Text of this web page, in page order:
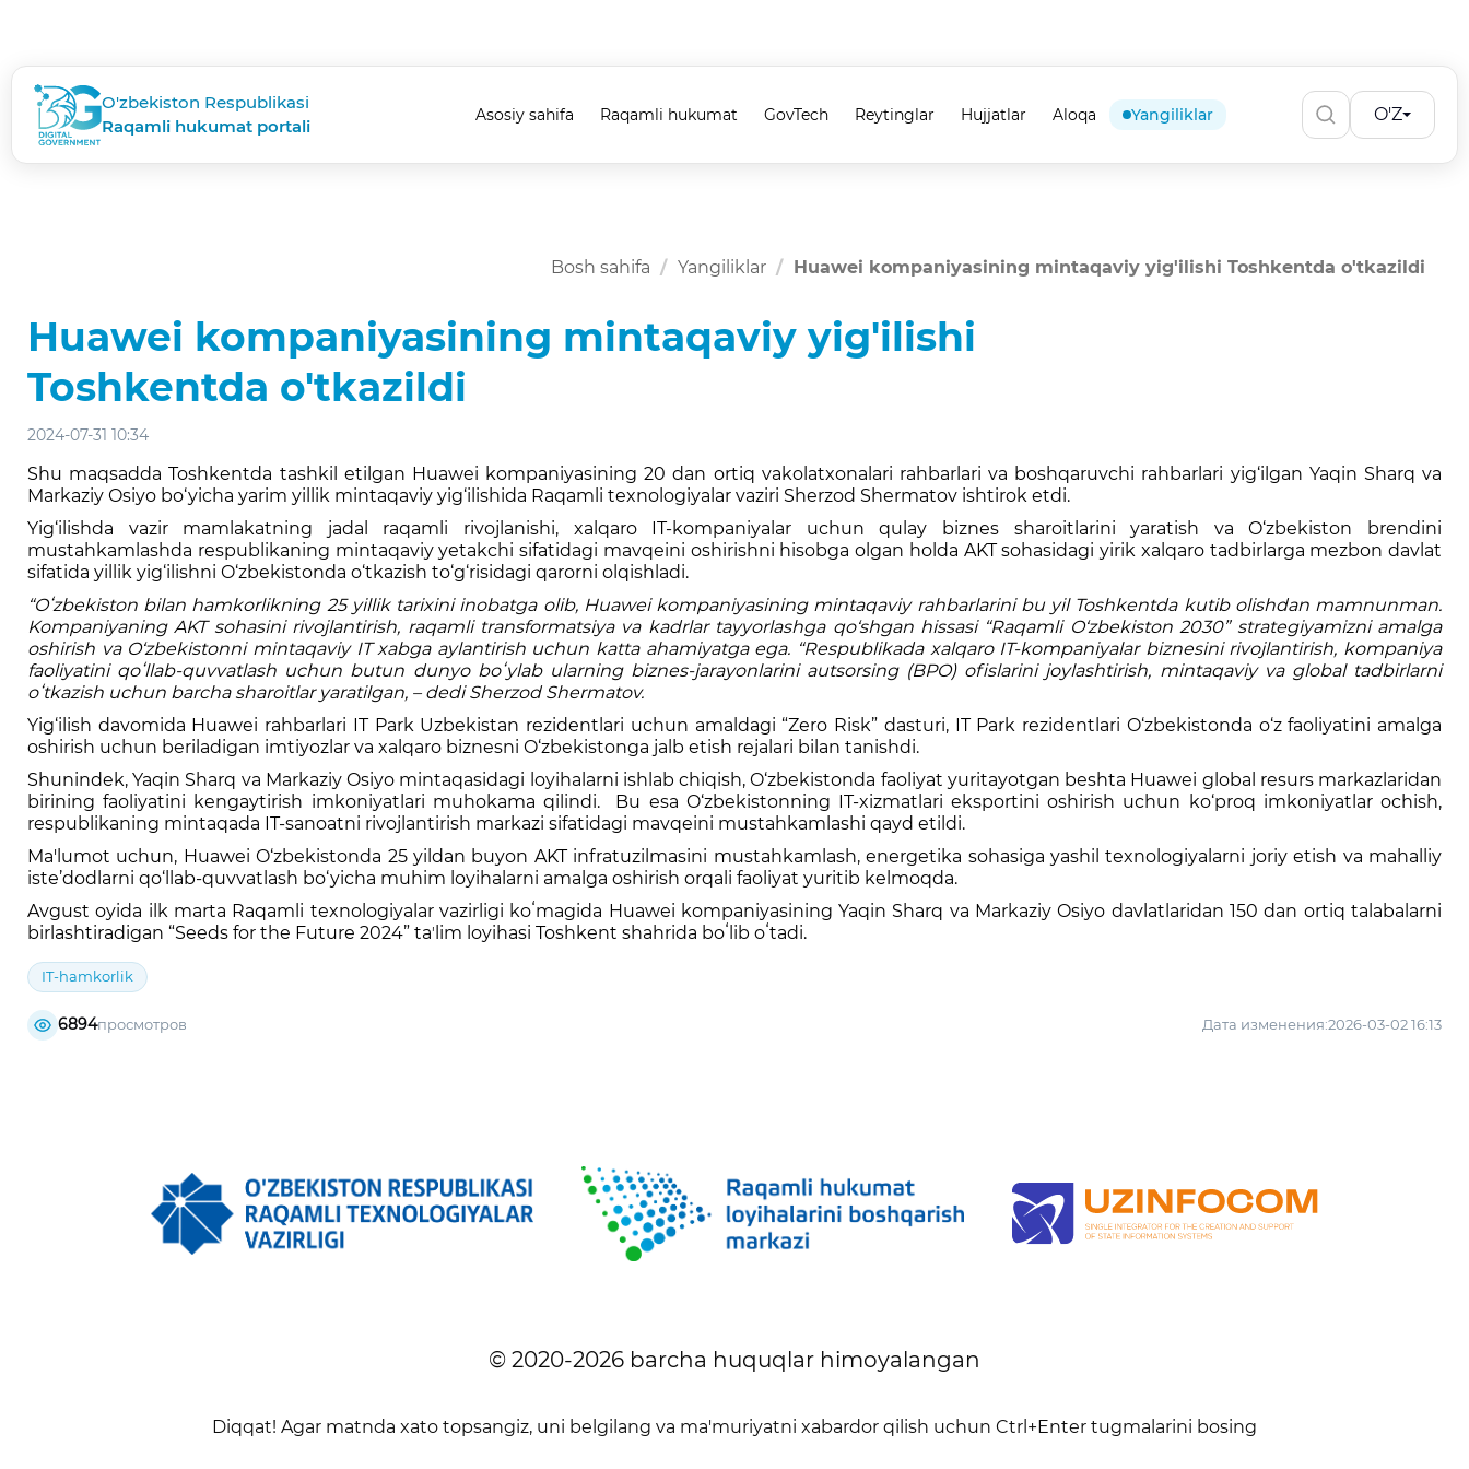
O'zbekiston Respublikasi
Raqamli hukumat portali
Asosiy sahifa Raqamli hukumat GovTech Reytinglar Hujjatlar Aloqa Yangiliklar O'Z
Bosh sahifa Yangiliklar Huawei kompaniyasining mintaqaviy yig'ilishi Toshkentda o'tkazildi
Huawei kompaniyasining mintaqaviy yig'ilishi
Toshkentda o'tkazildi
2024-07-31 10:34
Shu maqsadda Toshkentda tashkil etilgan Huawei kompaniyasining 20 dan ortiq vakolatxonalari rahbarlari va boshqaruvchi rahbarlari yig‘ilgan Yaqin Sharq va
Markaziy Osiyo bo‘yicha yarim yillik mintaqaviy yig‘ilishida Raqamli texnologiyalar vaziri Sherzod Shermatov ishtirok etdi.
Yig‘ilishda vazir mamlakatning jadal raqamli rivojlanishi, xalqaro IT-kompaniyalar uchun qulay biznes sharoitlarini yaratish va O‘zbekiston brendini
mustahkamlashda respublikaning mintaqaviy yetakchi sifatidagi mavqeini oshirishni hisobga olgan holda AKT sohasidagi yirik xalqaro tadbirlarga mezbon davlat
sifatida yillik yig‘ilishni O‘zbekistonda o‘tkazish to‘g‘risidagi qarorni olqishladi.
“Oʻzbekiston bilan hamkorlikning 25 yillik tarixini inobatga olib, Huawei kompaniyasining mintaqaviy rahbarlarini bu yil Toshkentda kutib olishdan mamnunman.
Kompaniyaning AKT sohasini rivojlantirish, raqamli transformatsiya va kadrlar tayyorlashga qo‘shgan hissasi “Raqamli O‘zbekiston 2030” strategiyamizni amalga
oshirish va O‘zbekistonni mintaqaviy IT xabga aylantirish uchun katta ahamiyatga ega. “Respublikada xalqaro IT-kompaniyalar biznesini rivojlantirish, kompaniya
faoliyatini qoʻllab-quvvatlash uchun butun dunyo boʻylab ularning biznes-jarayonlarini autsorsing (BPO) ofislarini joylashtirish, mintaqaviy va global tadbirlarni
oʻtkazish uchun barcha sharoitlar yaratilgan, – dedi Sherzod Shermatov.
Yig‘ilish davomida Huawei rahbarlari IT Park Uzbekistan rezidentlari uchun amaldagi “Zero Risk” dasturi, IT Park rezidentlari O‘zbekistonda o‘z faoliyatini amalga
oshirish uchun beriladigan imtiyozlar va xalqaro biznesni O‘zbekistonga jalb etish rejalari bilan tanishdi.
Shunindek, Yaqin Sharq va Markaziy Osiyo mintaqasidagi loyihalarni ishlab chiqish, O‘zbekistonda faoliyat yuritayotgan beshta Huawei global resurs markazlaridan
birining faoliyatini kengaytirish imkoniyatlari muhokama qilindi. Bu esa O‘zbekistonning IT-xizmatlari eksportini oshirish uchun ko‘proq imkoniyatlar ochish,
respublikaning mintaqada IT-sanoatni rivojlantirish markazi sifatidagi mavqeini mustahkamlashi qayd etildi.
Ma'lumot uchun, Huawei O‘zbekistonda 25 yildan buyon AKT infratuzilmasini mustahkamlash, energetika sohasiga yashil texnologiyalarni joriy etish va mahalliy
iste’dodlarni qo‘llab-quvvatlash bo‘yicha muhim loyihalarni amalga oshirish orqali faoliyat yuritib kelmoqda.
Avgust oyida ilk marta Raqamli texnologiyalar vazirligi koʻmagida Huawei kompaniyasining Yaqin Sharq va Markaziy Osiyo davlatlaridan 150 dan ortiq talabalarni
birlashtiradigan “Seeds for the Future 2024” taʼlim loyihasi Toshkent shahrida boʻlib oʻtadi.
IT-hamkorlik
6894просмотров Дата изменения:2026-03-02 16:13
© 2020-2026 barcha huquqlar himoyalangan
Diqqat! Agar matnda xato topsangiz, uni belgilang va ma'muriyatni xabardor qilish uchun Ctrl+Enter tugmalarini bosing